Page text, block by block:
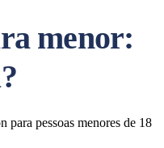
menor:
pessoas menores de 18